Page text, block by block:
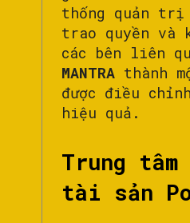
thống quản trị
trao quyền và
các bên liên
MANTRA thành
được điều
hiệu quả.
Trung tâm
tài sản